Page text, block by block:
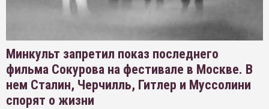
Минкульт запретил показ последнего
фильма Сокурова на фестивале в Москве. В
нем Сталин, Черчилль, Гитлер и Муссолини
спорят о жизни